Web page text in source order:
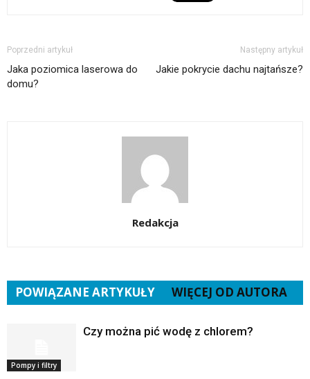
Poprzedni artykuł
Jaka poziomica laserowa do
domu?
Następny artykuł
Jakie pokrycie dachu najtańsze?
Redakcja
POWIĄZANE ARTYKUŁY WIĘCEJ OD AUTORA
Pompy i filtry
Czy można pić wodę z chlorem?